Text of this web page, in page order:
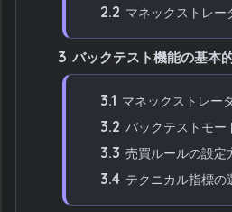
2.2 マネックストレー
3 バックテスト機能の基本
3.1 マネックストレー
3.2 バックテストモー
3.3 売買ルールの設定
3.4 テクニカル指標の